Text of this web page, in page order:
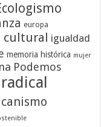
europa
cultural igualdad
memoria histórica mujer
Podemos
radical